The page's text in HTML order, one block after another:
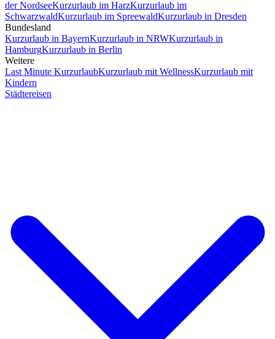
der NordseeKurzurlaub im HarzKurzurlaub im
SchwarzwaldKurzurlaub im SpreewaldKurzurlaub in Dresden
Bundesland
Kurzurlaub in BayernKurzurlaub in NRWKurzurlaub in
HamburgKurzurlaub in Berlin
Weitere
Last Minute KurzurlaubKurzurlaub mit WellnessKurzurlaub mit
Kindern
Städtereisen